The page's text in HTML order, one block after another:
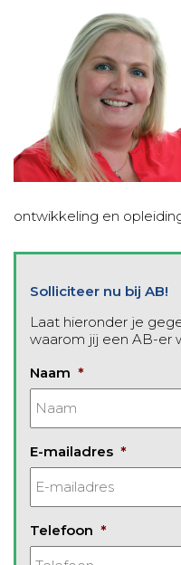
ontwikkeling en
Solliciteer nu bij AB!
Laat hieronder je
waarom jij een AB-er
Naam *
E-mailadres *
Telefoon *